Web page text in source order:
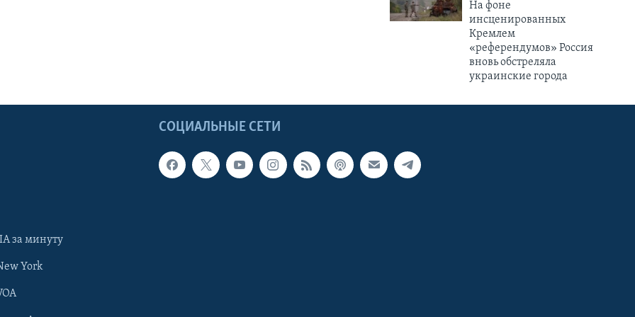
На фоне
инсценированных
Кремлем
«референдумов» Россия
вновь обстреляла
украинские города
СОЦИАЛЬНЫЕ СЕТИ
за минуту
York